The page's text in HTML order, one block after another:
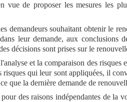
vue de proposer les mesures les
demandeurs souhaitant obtenir le
leur demande, aux conclusions
décisions sont prises sur le
et la comparaison des risques
risques qui leur sont appliquées, il
que la dernière demande de
pour des raisons indépendantes de la